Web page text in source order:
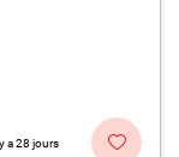
a 28 jours